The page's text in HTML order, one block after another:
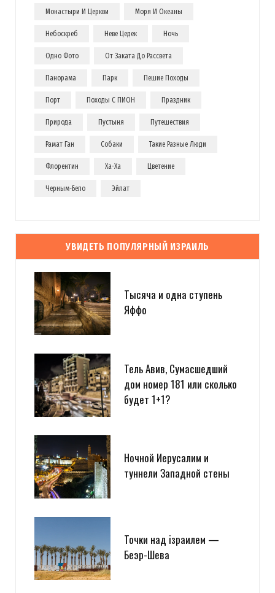
Монастыри И Церкви Моря И Океаны
Небоскреб Неве Цедек Ночь
Одно Фото От Заката До Рассвета
Панорама Парк Пешие Походы
Порт Походы С ПИОН Праздник
Природа Пустыня Путешествия
Рамат Ган Собаки Такие Разные Люди
Флорентин Ха-Ха Цветение
Черным-Бело Эйлат
УВИДЕТЬ ПОПУЛЯРНЫЙ ИЗРАИЛЬ
Тысяча и одна ступень
Яффо
Тель Авив, Сумасшедший
дом номер 181 или сколько
будет 1+1?
Ночной Иерусалим и
туннели Западной стены
Точки над iзраилем —
Беэр-Шева